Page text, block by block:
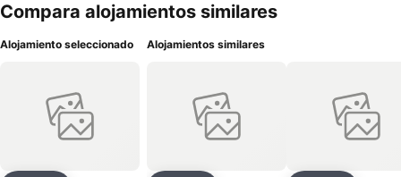
instalaciones incluyen 2 bares o salas, un gimnasio y un bar en la
con aire acondicionado, minibar y caja fuerte. Se ofrece una
ofrece servicio de limpieza todos los días y es posible solicitar
secador de pelo. Los servicios de ocio y esparcimiento en este
alojamiento incluyen una piscina al aire libre y gimnasio.
Compara alojamientos similares
Alojamiento seleccionado Alojamientos similares